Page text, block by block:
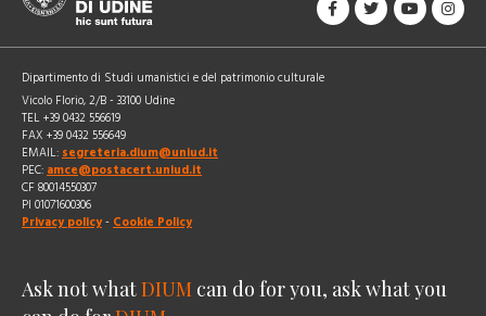
Dipartimento di Studi umanistici e del patrimonio culturale
Vicolo Florio, 2/B - 33100 Udine
TEL +39 0432 556619
FAX +39 0432 556649
EMAIL: segreteria.dium@uniud.it
PEC: amce@postacert.uniud.it
CF 80014550307
PI 01071600306
Privacy policy - Cookie Policy
Ask not whatDIUM can do for you, ask what you